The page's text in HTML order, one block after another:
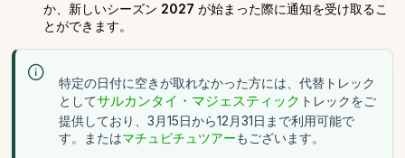
か、新しいシーズン 2027 が始まった際に通知を受け取るこ
とができます。
特定の日付に空きが取れなかった方には、代替トレック
としてサルカンタイ・マジェスティック トレックをご
提供しており、3月15日から12月31日まで利用可能で
す。またはマチュピチュツアーもございます。